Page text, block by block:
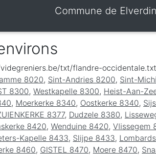
Commune de
txt/flandre-occidentale.txt
8020, Sint-Andries 8200, Sint-
8300, Westkapelle 8300, Heist-Aan-
, Moerkerke 8340, Oostkerke 8340,
8377, Dudzele 8380,
8420, Wenduine 8420, Vlissegem
Kapelle 8433, Slijpe 8433,
8460, GISTEL 8470, Moere 8470,